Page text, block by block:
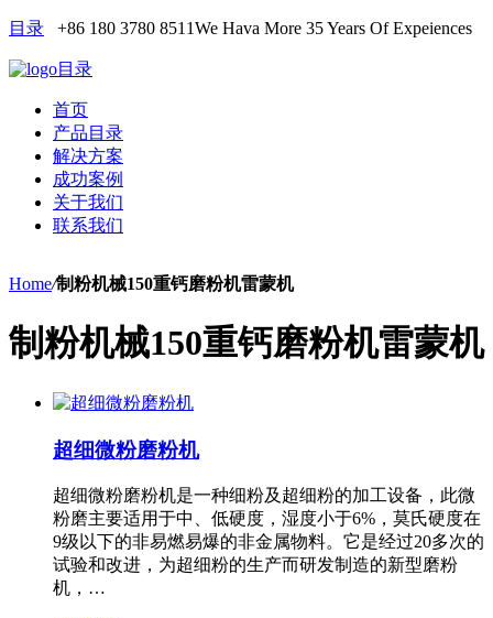
目录 +86 180 3780 8511We Hava More 35 Years Of Expeiences
目录
首页
产品目录
解决方案
成功案例
关于我们
联系我们
Home/制粉机械150重钙磨粉机雷蒙机
制粉机械150重钙磨粉机雷蒙机
超细微粉磨粉机
超细微粉磨粉机是一种细粉及超细粉的加工设备，此微
粉磨主要适用于中、低硬度，湿度小于6%，莫氏硬度在
9级以下的非易燃易爆的非金属物料。它是经过20多次的
试验和改进，为超细粉的生产而研发制造的新型磨粉
机，…